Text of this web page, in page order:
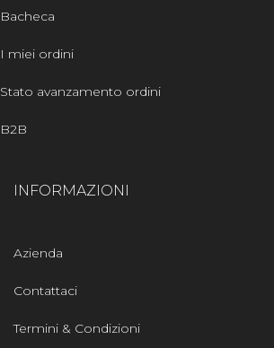
Bacheca
I miei ordini
Stato avanzamento ordini
B2B
INFORMAZIONI
Azienda
Contattaci
Termini & Condizioni